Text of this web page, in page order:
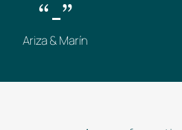
“-”
Ariza & Marín